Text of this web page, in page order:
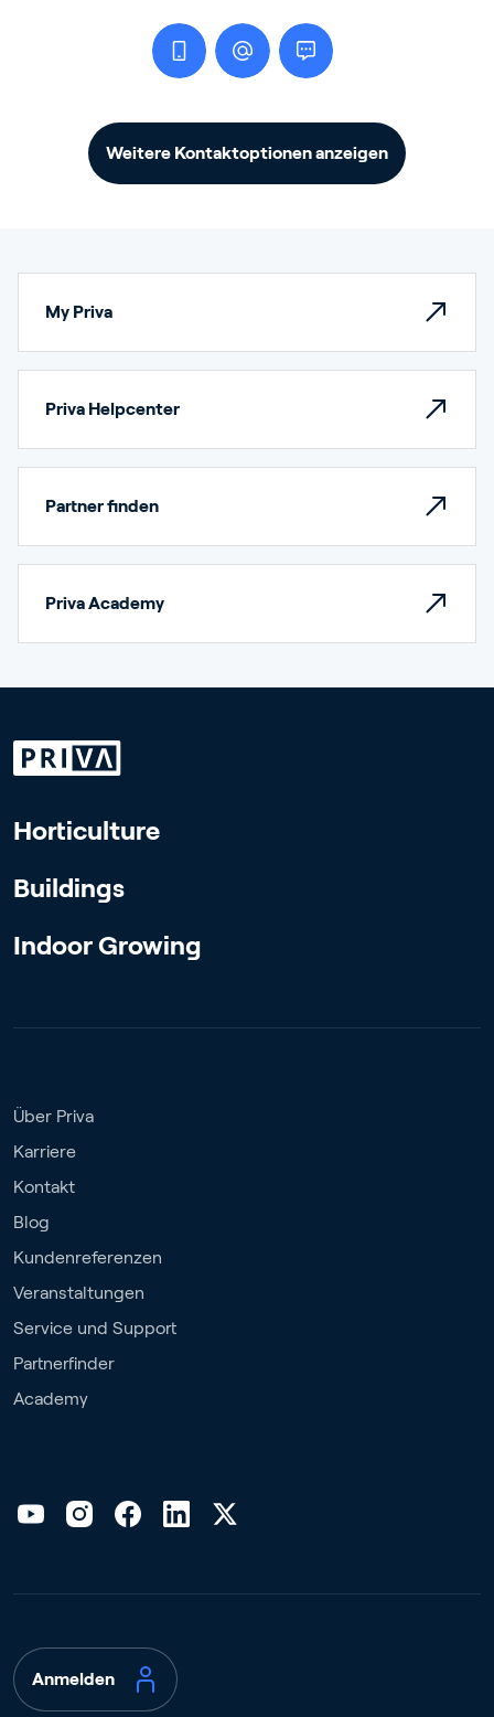
Weitere Kontaktoptionen anzeigen
My Priva
Priva Helpcenter
Partner finden
Priva Academy
Horticulture
Buildings
Indoor Growing
Über Priva
Karriere
Kontakt
Blog
Kundenreferenzen
Veranstaltungen
Service und Support
Partnerfinder
Academy
Anmelden